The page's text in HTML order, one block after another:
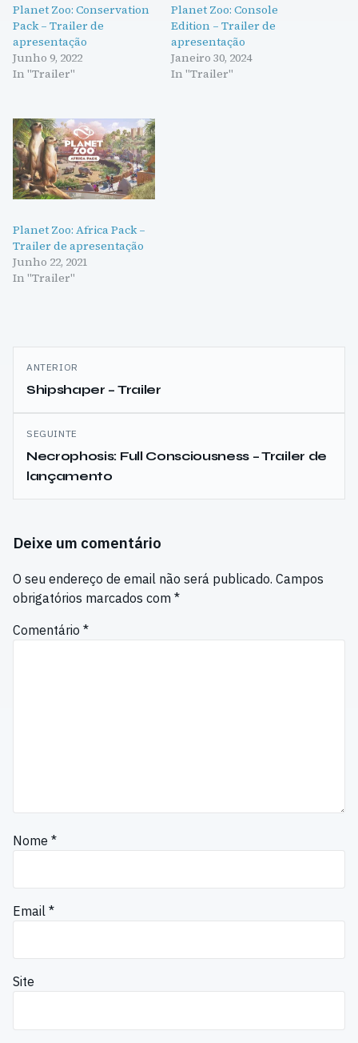
Planet Zoo: Conservation
Pack – Trailer de
apresentação
Junho 9, 2022
In "Trailer"
Planet Zoo: Console
Edition – Trailer de
apresentação
Janeiro 30, 2024
In "Trailer"
Planet Zoo: Africa Pack –
Trailer de apresentação
Junho 22, 2021
In "Trailer"
Navegação
de
artigos
ANTERIOR
Shipshaper – Trailer
SEGUINTE
Necrophosis: Full Consciousness – Trailer de
lançamento
Deixe um comentário
O seu endereço de email não será publicado. Campos
obrigatórios marcados com *
Comentário *
Nome *
Email *
Site